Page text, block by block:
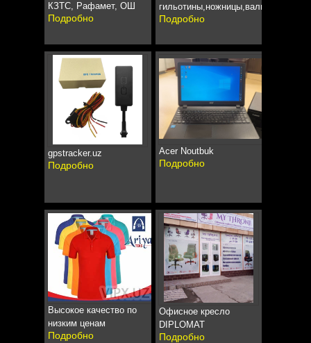
КЗТС, Рафамет, ОШ
Подробно
гильотины,ножницы,вальцы
Подробно
gpstracker.uz
Подробно
Acer Noutbuk
Подробно
Высокое качество по
низким ценам
Подробно
Офисное кресло
DIPLOMAT
Подробно